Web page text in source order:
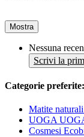
Mostra
Nessuna
Scrivi la
Categorie preferite:
Matite
UOGA
Cosmesi